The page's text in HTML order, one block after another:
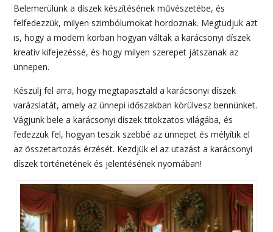
Belemerülünk a díszek készítésének művészetébe, és
felfedezzük, milyen szimbólumokat hordoznak. Megtudjuk azt
is, hogy a modern korban hogyan váltak a karácsonyi díszek
kreatív kifejezéssé, és hogy milyen szerepet játszanak az
ünnepen.
Készülj fel arra, hogy megtapasztald a karácsonyi díszek
varázslatát, amely az ünnepi időszakban körülvesz bennünket.
Vágjunk bele a karácsonyi díszek titokzatos világába, és
fedezzük fel, hogyan teszik szebbé az ünnepet és mélyítik el
az összetartozás érzését. Kezdjük el az utazást a karácsonyi
díszek történetének és jelentésének nyomában!